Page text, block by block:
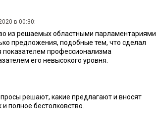
в 00:30:
из решаемых областными парламентариями
предложения, подобные тем, что сделал
профессионализма
его невысокого уровня.
решают, какие предлагают и вносят
полное бестолковство.